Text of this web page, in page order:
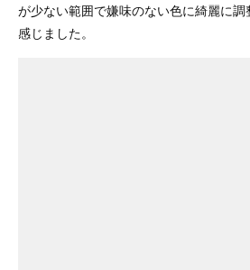
が少ない範囲で嫌味のない色に綺麗に調
感じました。